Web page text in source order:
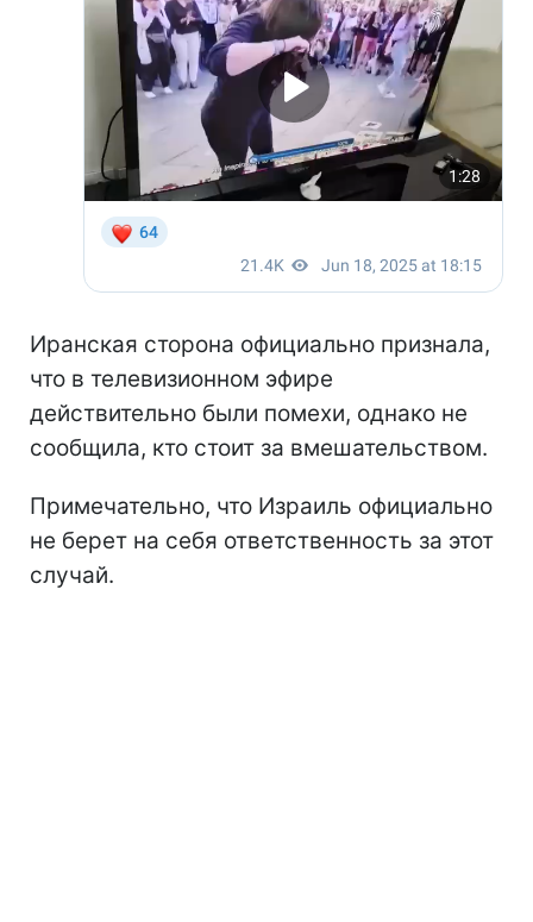
Иранская сторона официально признала,
что в телевизионном эфире
действительно были помехи, однако не
сообщила, кто стоит за вмешательством.
Примечательно, что Израиль официально
не берет на себя ответственность за этот
случай.